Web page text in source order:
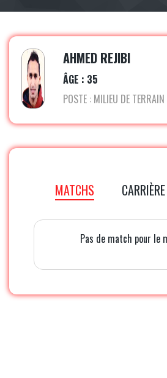
AHMED REJIBI
ÂGE : 35
POSTE : MILIEU DE TERRAIN
MATCHS CARRIÈRE
Pas de match pour le